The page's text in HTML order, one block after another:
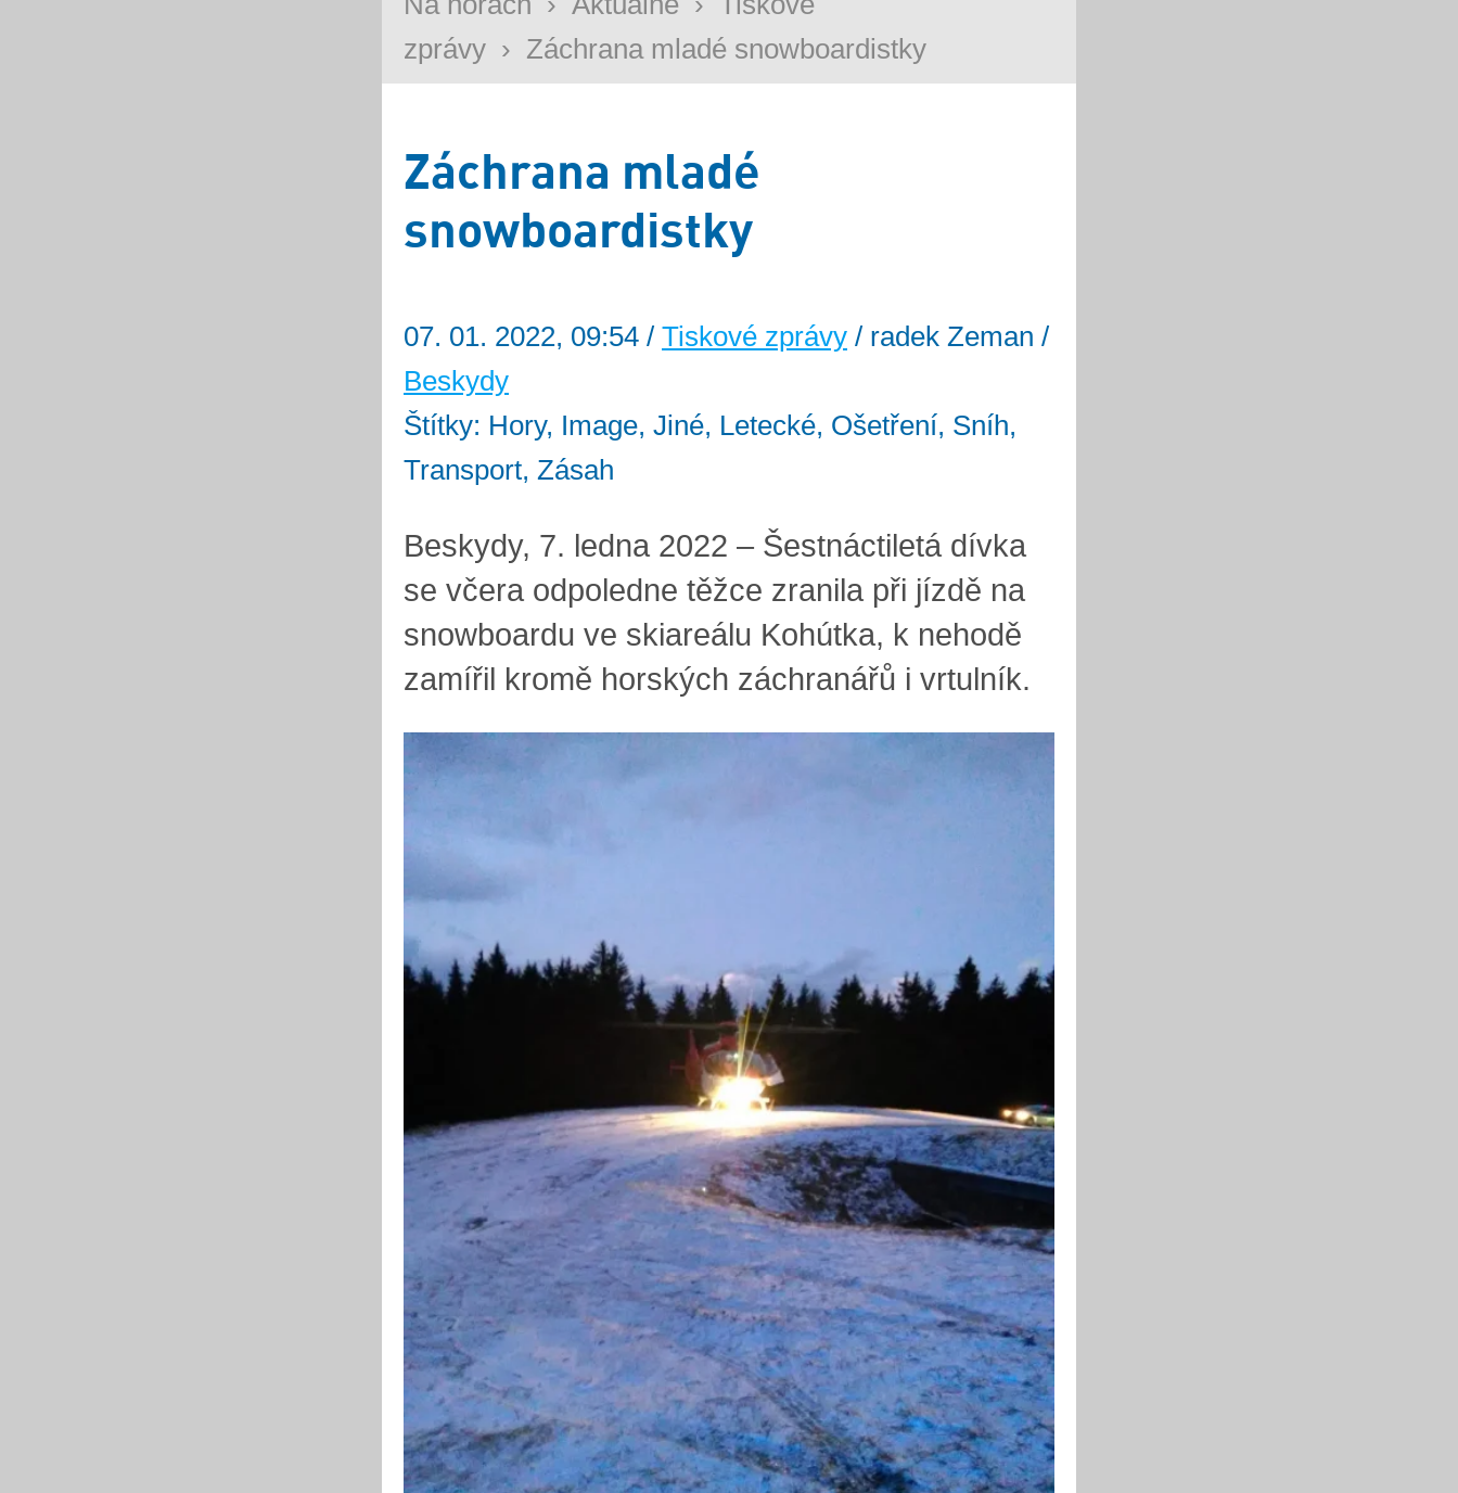
zprávy › Záchrana mladé snowboardistky
Záchrana mladé
snowboardistky
07. 01. 2022, 09:54 / Tiskové zprávy / radek Zeman /
Beskydy
Štítky: Hory, Image, Jiné, Letecké, Ošetření, Sníh,
Transport, Zásah
Beskydy, 7. ledna 2022 – Šestnáctiletá dívka
se včera odpoledne těžce zranila při jízdě na
snowboardu ve skiareálu Kohútka, k nehodě
zamířil kromě horských záchranářů i vrtulník.